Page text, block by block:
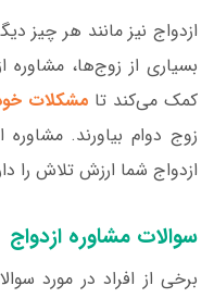
ازدواج نیز مانند هر چیز
بسیاری از زوج‌ها،
کمک می‌کند تا مشکلات
زوج دوام بیاورند.
ازدواج شما ارزش تلاش را
سوالات مشاوره ازدواج
برخی از افراد در مورد